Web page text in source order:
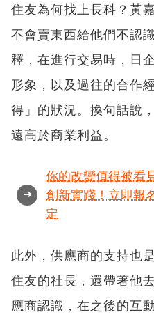
住友為何找上長科？黃
不會賣東西給他們不認
釋，在進行交易時，日
形象，以及過往的合作
得」的狀況。換句話說
遠高於商業利益。
➜
你的改變值得被看
創新實踐！立即報
定
此外，供應商的支持也
住友的社長，還帶著他
應商認識，在之後的互